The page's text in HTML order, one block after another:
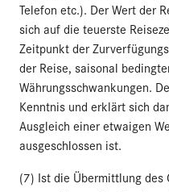
Telefon etc.). Der Wert der
sich auf die teuerste
Zeitpunkt der
der Reise, saisonal
Währungsschwankungen.
Kenntnis und erklärt sich
Ausgleich einer etwaigen
ausgeschlossen ist.
(7) Ist die Übermittlung des